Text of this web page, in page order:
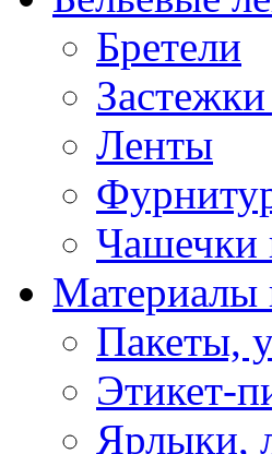
Бретели
Ленты
Чашечки
Материалы
Пакеты,
Этикет-
Ярлыки,